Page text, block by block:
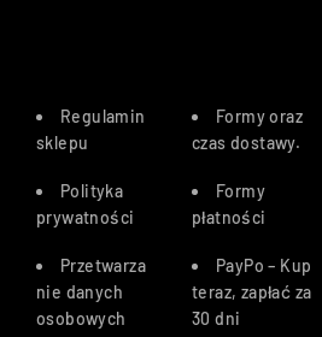
Regulamin
sklepu
Polityka
prywatności
Przetwarza
nie danych
osobowych
Formy oraz
czas dostawy.
Formy
płatności
PayPo – Kup
teraz, zapłać za
30 dni